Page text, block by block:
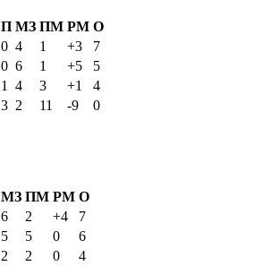
П МЗ ПМ РМ О
0 4 1 +3
7
0 6 1 +5
5
1 4 3 +1
4
3 2 11 -9
0
МЗ ПМ РМ О
6 2 +4
7
5 5 0
6
2 2 0
4